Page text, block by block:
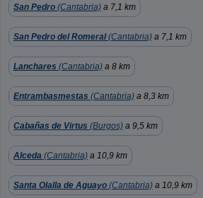
San Pedro (Cantabria) a 7,1 km
San Pedro del Romeral(Cantabria) a 7,1 km
Lanchares (Cantabria) a 8 km
Entrambasmestas (Cantabria) a 8,3 km
Cabañas de Virtus (Burgos) a 9,5 km
Alceda (Cantabria) a 10,9 km
Santa Olalla de Aguayo (Cantabria) a 10,9 km